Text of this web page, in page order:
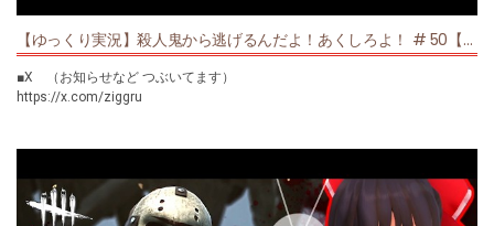
【ゆっくり実況】殺人鬼から逃げるんだよ！あくしろよ！ # 50【DEAD BY DAYLIGHT】
■X （お知らせなど つぶいてます）
https://x.com/ziggru
【生放送】アーカイブ
https://www.youtube.com/playlist?